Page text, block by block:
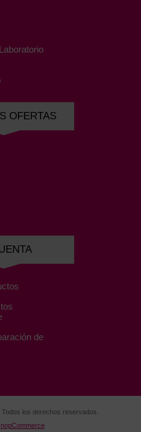
OFERTAS
de
los derechos reservados.
nopCommerce